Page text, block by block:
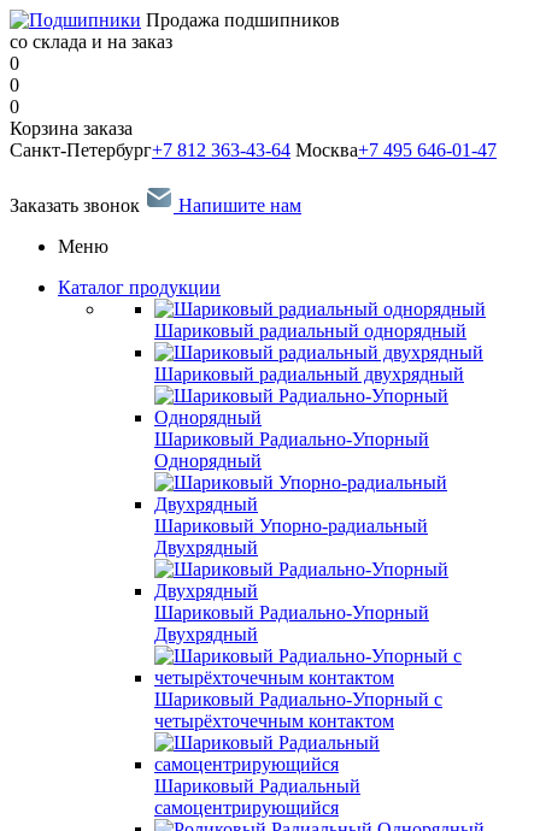
Продажа подшипников
со склада и на заказ
0
0
0
Корзина заказа
Санкт-Петербург+7 812 363-43-64 Москва+7 495 646-01-47
Заказать звонок
Напишите нам
Меню
Каталог продукции
Шариковый радиальный однорядный
Шариковый радиальный двухрядный
Шариковый Радиально-Упорный
Однорядный
Шариковый Упорно-радиальный
Двухрядный
Шариковый Радиально-Упорный
Двухрядный
Шариковый Радиально-Упорный с
четырёхточечным контактом
Шариковый Радиальный
самоцентрирующийся